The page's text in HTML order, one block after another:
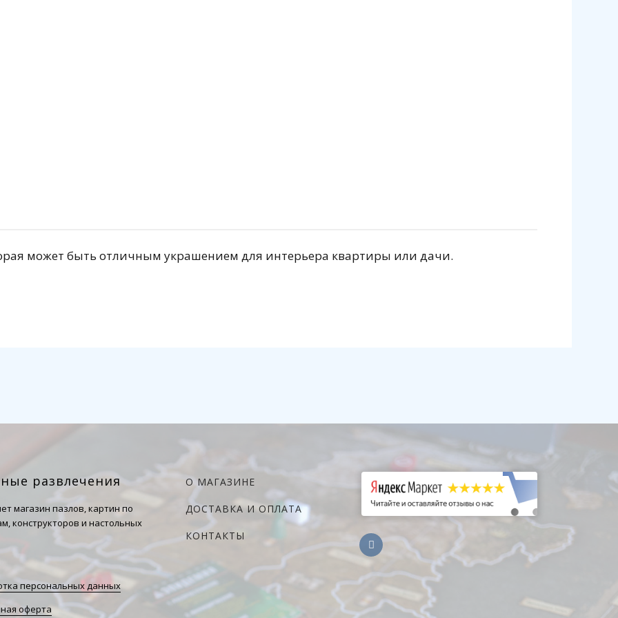
может быть отличным украшением для интерьера квартиры или дачи.
развлечения
магазин пазлов, картин по
конструкторов и настольных
персональных данных
оферта
О МАГАЗИНЕ
ДОСТАВКА И ОПЛАТА
КОНТАКТЫ